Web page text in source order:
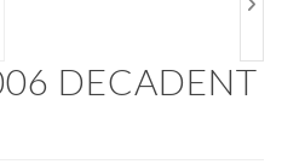
DECADENT